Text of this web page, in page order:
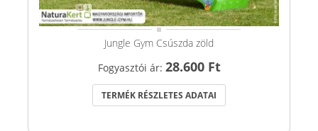
Jungle Gym Csúszda zöld
Fogyasztói ár: 28.600 Ft
TERMÉK RÉSZLETES ADATAI